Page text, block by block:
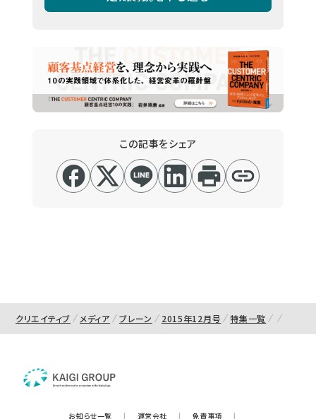
この記事をシェア
クリエイティブ メディア ブレーン 2015年12月号 特集一覧
お知らせ一覧 | 運営会社 | 免責事項 |